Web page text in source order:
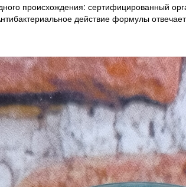
происхождения: сертифицированный
действие формулы